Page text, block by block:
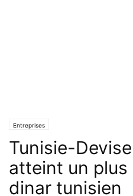
Entreprises
Tunisie-
atteint un plus
dinar tunisien